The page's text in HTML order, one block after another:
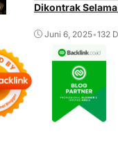
Dikontrak Selama
Juni 6, 2025•132